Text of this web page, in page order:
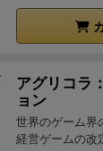
アグリコラ
ョン
世界のゲーム界
経営ゲームの改